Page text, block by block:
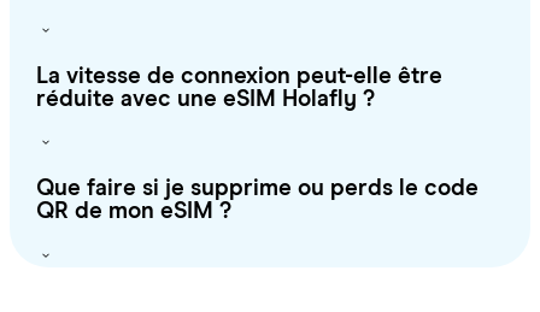
La vitesse de connexion peut-elle être
réduite avec une eSIM Holafly ?
Que faire si je supprime ou perds le code
QR de mon eSIM ?